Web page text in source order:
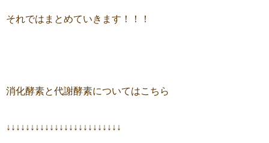
それではまとめていきます！！！
消化酵素と代謝酵素についてはこちら
↓↓↓↓↓↓↓↓↓↓↓↓↓↓↓↓↓↓↓↓↓↓↓↓